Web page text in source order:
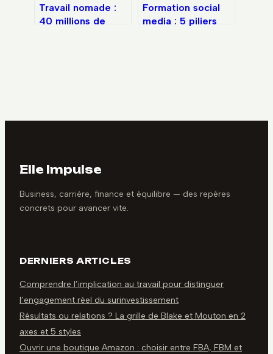
Travail nomade :
40 millions de
Formation social
media : 5 piliers
Elle Impulse
Business, carrière, finance et équilibre — des repères
concrets pour avancer vite.
DERNIERS ARTICLES
Comprendre l’implication au travail pour distinguer
l’engagement réel du surinvestissement
Résultats ou relations ? La grille de Blake et Mouton en 2
axes et 5 styles
Ouvrir une boutique Amazon : choisir entre FBA, FBM et